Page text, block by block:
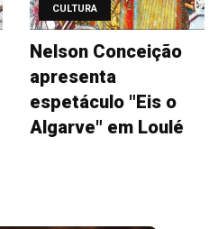
CULTURA
Nelson Conceição
apresenta
espetáculo "Eis o
Algarve" em Loulé